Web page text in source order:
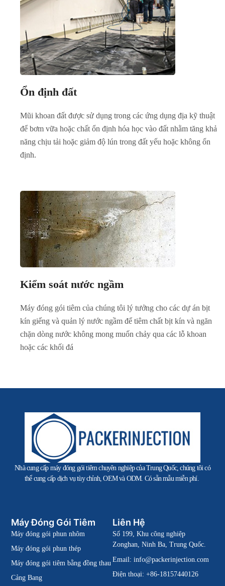
Ổn định đất
Mũi khoan đất được sử dụng trong các ứng dụng địa kỹ thuật
để bơm vữa hoặc chất ổn định hóa học vào đất nhằm tăng khả
năng chịu tải hoặc giảm độ lún trong đất yếu hoặc không ổn
định.
Kiểm soát nước ngầm
Máy đóng gói tiêm của chúng tôi lý tưởng cho các dự án bịt
kín giếng và quản lý nước ngầm để tiêm chất bịt kín và ngăn
chặn dòng nước không mong muốn chảy qua các lỗ khoan
hoặc các khối đá
Nhà cung cấp máy đóng gói tiêm chuyên nghiệp của Trung Quốc, chúng tôi có
thể cung cấp dịch vụ tùy chỉnh, OEM và ODM. Có sẵn mẫu miễn phí.
Máy Đóng Gói Tiêm
Máy đóng gói phun nhôm
Máy đóng gói phun thép
Máy đóng gói tiêm bằng đồng thau
Cảng Bang
Liên Hệ
Số 199, Khu công nghiệp
Zonghan, Ninh Ba, Trung Quốc.
Email: info@packerinjection.com
Điện thoại: +86-18157440126